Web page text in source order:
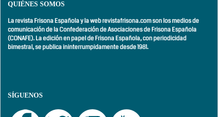
QUIÉNES SOMOS
La revista Frisona Española y la web revistafrisona.com son los medios de
comunicación de la Confederación de Asociaciones de Frisona Española
(CONAFE). La edición en papel de Frisona Española, conperiodicidad
bimestral,se publica ininterrumpidamente desde 1981.
SÍGUENOS